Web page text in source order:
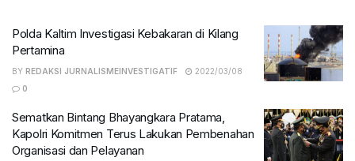
Polda Kaltim Investigasi Kebakaran di Kilang
Pertamina
BY REDAKSI JURNALISMEINVESTIGATIF
2022/03/08
0
Sematkan Bintang Bhayangkara Pratama,
Kapolri Komitmen Terus Lakukan Pembenahan
Organisasi dan Pelayanan